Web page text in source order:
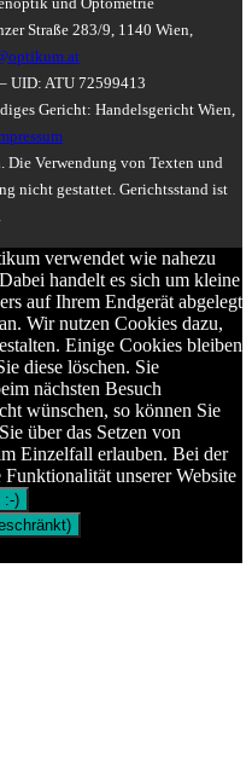
Straße 283/9, 1140 Wien,
UID: ATU 72599413
Gericht: Handelsgericht Wien,
Verwendung von Texten und
nicht gestattet. Gerichtsstand ist
verwendet wie nahezu
handelt es sich um kleine
auf Ihrem Endgerät abgelegt
Wir nutzen Cookies dazu,
Einige Cookies bleiben
diese löschen. Sie
nächsten Besuch
wünschen, so können Sie
über das Setzen von
Einzelfall erlauben. Bei der
unserer Website
:-)